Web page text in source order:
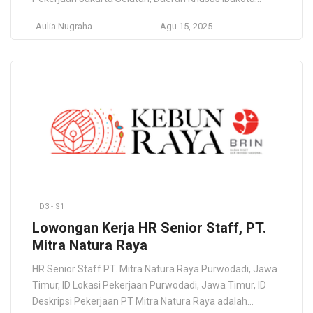
in the Property Developer Company for more than 20
Aulia Nugraha Agu 15, 2025
D3 - S1
Lowongan Kerja HR Senior Staff, PT.
Mitra Natura Raya
HR Senior Staff PT. Mitra Natura Raya Purwodadi, Jawa
Timur, ID Lokasi Pekerjaan Purwodadi, Jawa Timur, ID
Deskripsi Pekerjaan PT Mitra Natura Raya adalah